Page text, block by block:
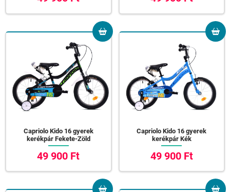
Capriolo Kido 16 gyerek
kerékpár Fekete-Zöld
49 900 Ft
Capriolo Kido 16 gyerek
kerékpár Kék
49 900 Ft